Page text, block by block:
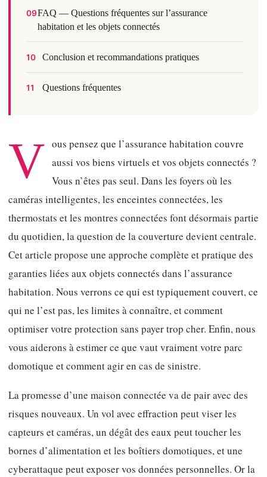
09FAQ — Questions fréquentes sur l’assurance
habitation et les objets connectés
10 Conclusion et recommandations pratiques
11 Questions fréquentes
V ous pensez que l’assurance habitation couvre
aussi vos biens virtuels et vos objets connectés ?
Vous n’êtes pas seul. Dans les foyers où les
caméras intelligentes, les enceintes connectées, les
thermostats et les montres connectées font désormais partie
du quotidien, la question de la couverture devient centrale.
Cet article propose une approche complète et pratique des
garanties liées aux objets connectés dans l’assurance
habitation. Nous verrons ce qui est typiquement couvert, ce
qui ne l’est pas, les limites à connaître, et comment
optimiser votre protection sans payer trop cher. Enfin, nous
vous aiderons à estimer ce que vaut vraiment votre parc
domotique et comment agir en cas de sinistre.
La promesse d’une maison connectée va de pair avec des
risques nouveaux. Un vol avec effraction peut viser les
capteurs et caméras, un dégât des eaux peut toucher les
bornes d’alimentation et les boîtiers domotiques, et une
cyberattaque peut exposer vos données personnelles. Or la